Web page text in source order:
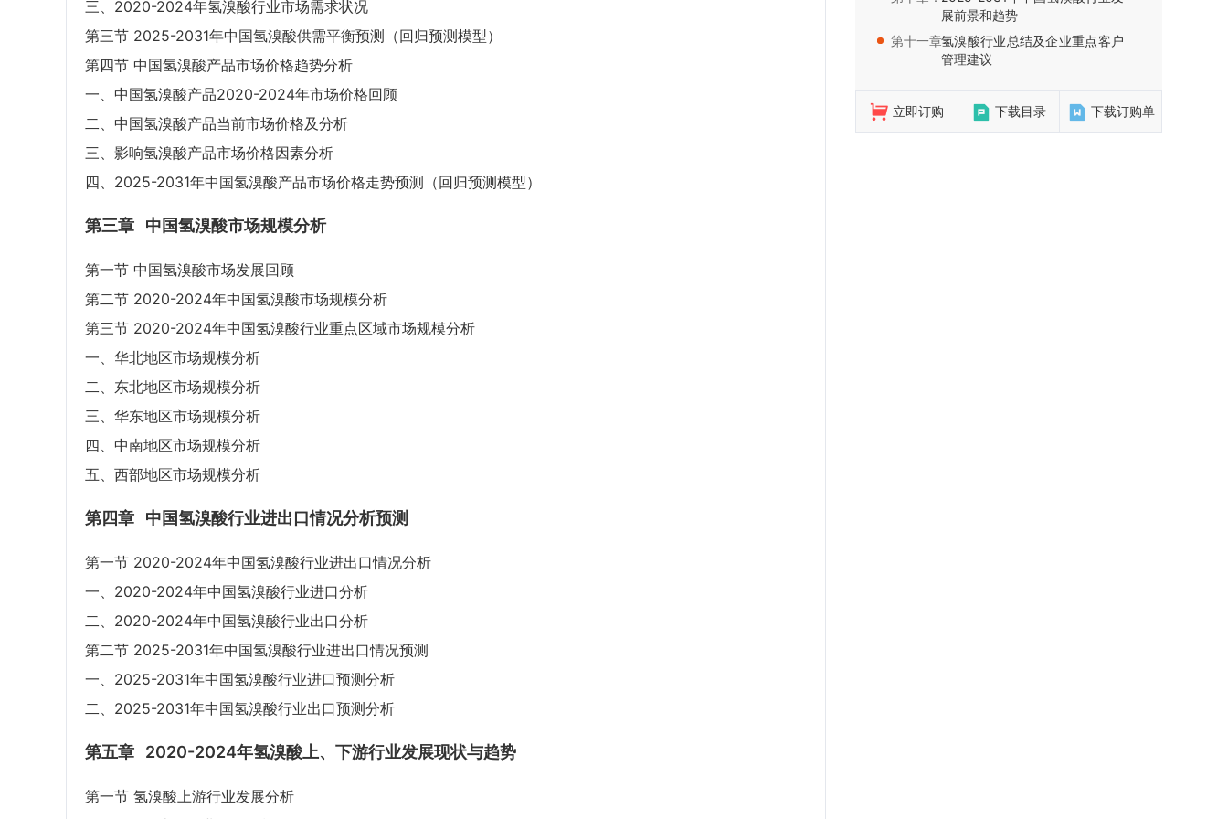
三、2020-2024年氢溴酸行业市场需求状况
第三节 2025-2031年中国氢溴酸供需平衡预测（回归预测模型）
第四节 中国氢溴酸产品市场价格趋势分析
一、中国氢溴酸产品2020-2024年市场价格回顾
二、中国氢溴酸产品当前市场价格及分析
三、影响氢溴酸产品市场价格因素分析
四、2025-2031年中国氢溴酸产品市场价格走势预测（回归预测模型）
第三章 中国氢溴酸市场规模分析
第一节 中国氢溴酸市场发展回顾
第二节 2020-2024年中国氢溴酸市场规模分析
第三节 2020-2024年中国氢溴酸行业重点区域市场规模分析
一、华北地区市场规模分析
二、东北地区市场规模分析
三、华东地区市场规模分析
四、中南地区市场规模分析
五、西部地区市场规模分析
第四章 中国氢溴酸行业进出口情况分析预测
第一节 2020-2024年中国氢溴酸行业进出口情况分析
一、2020-2024年中国氢溴酸行业进口分析
二、2020-2024年中国氢溴酸行业出口分析
第二节 2025-2031年中国氢溴酸行业进出口情况预测
一、2025-2031年中国氢溴酸行业进口预测分析
二、2025-2031年中国氢溴酸行业出口预测分析
第五章 2020-2024年氢溴酸上、下游行业发展现状与趋势
第一节 氢溴酸上游行业发展分析
展前景和趋势
第十一章：氢溴酸行业总结及企业重点客户
管理建议
立即订购 下载目录 下载订购单